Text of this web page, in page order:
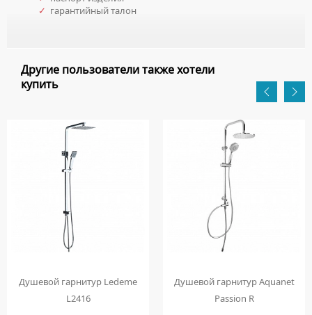
✓ гарантийный талон
Другие пользователи также хотели
купить
Душевой гарнитур Ledeme
L2416
Душевой гарнитур Aquanet
Passion R